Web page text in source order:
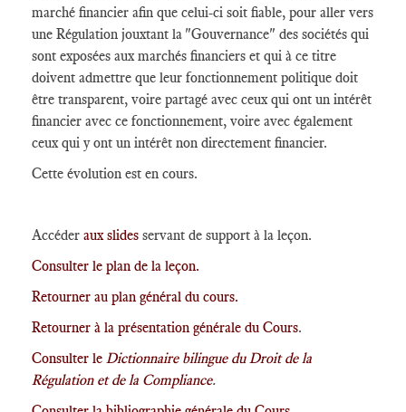
marché financier afin que celui-ci soit fiable, pour aller vers
une Régulation jouxtant la "Gouvernance" des sociétés qui
sont exposées aux marchés financiers et qui à ce titre
doivent admettre que leur fonctionnement politique doit
être transparent, voire partagé avec ceux qui ont un intérêt
financier avec ce fonctionnement, voire avec également
ceux qui y ont un intérêt non directement financier.
Cette évolution est en cours.
Accéder aux slides servant de support à la leçon.
Consulter le plan de la leçon.
Retourner au plan général du cours.
Retourner à la présentation générale du Cours.
Consulter le Dictionnaire bilingue du Droit de la
Régulation et de la Compliance.